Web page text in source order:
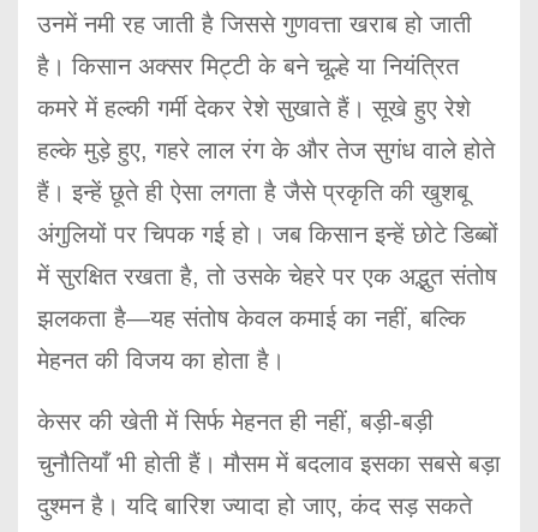
उनमें नमी रह जाती है जिससे गुणवत्ता खराब हो जाती
है। किसान अक्सर मिट्टी के बने चूल्हे या नियंत्रित
कमरे में हल्की गर्मी देकर रेशे सुखाते हैं। सूखे हुए रेशे
हल्के मुड़े हुए, गहरे लाल रंग के और तेज सुगंध वाले होते
हैं। इन्हें छूते ही ऐसा लगता है जैसे प्रकृति की खुशबू
अंगुलियों पर चिपक गई हो। जब किसान इन्हें छोटे डिब्बों
में सुरक्षित रखता है, तो उसके चेहरे पर एक अद्भुत संतोष
झलकता है—यह संतोष केवल कमाई का नहीं, बल्कि
मेहनत की विजय का होता है।
केसर की खेती में सिर्फ मेहनत ही नहीं, बड़ी-बड़ी
चुनौतियाँ भी होती हैं। मौसम में बदलाव इसका सबसे बड़ा
दुश्मन है। यदि बारिश ज्यादा हो जाए, कंद सड़ सकते